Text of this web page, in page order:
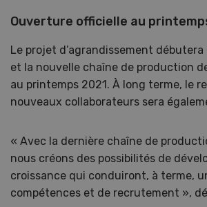
Ouverture officielle au
Le projet d’agrandissement
et la nouvelle chaîne de production
au printemps 2021. À long terme, le
nouveaux collaborateurs sera
« Avec la dernière chaîne de
nous créons des possibilités de
croissance qui conduiront, à terme,
compétences et de recrutement »,